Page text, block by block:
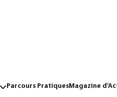
Parcours PratiquesMagazine